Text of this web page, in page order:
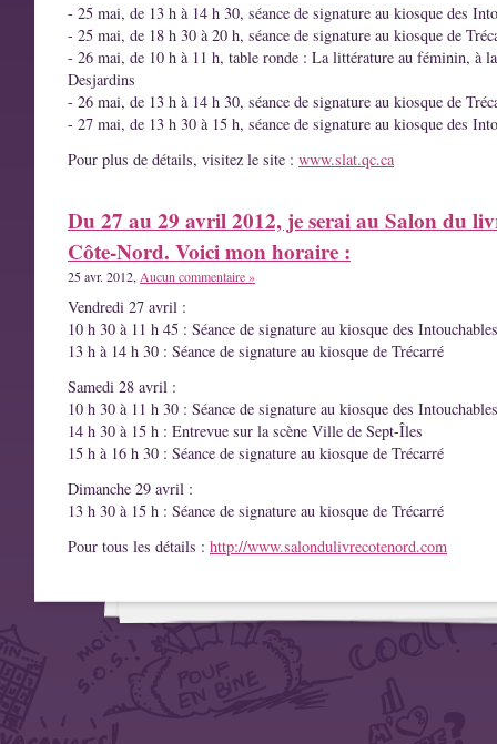
- 25 mai, de 13 h à 14 h 30, séance de signature au kiosque des
- 25 mai, de 18 h 30 à 20 h, séance de signature au kiosque de
- 26 mai, de 10 h à 11 h, table ronde : La littérature au féminin, à
Desjardins
- 26 mai, de 13 h à 14 h 30, séance de signature au kiosque de
- 27 mai, de 13 h 30 à 15 h, séance de signature au kiosque des
Pour plus de détails, visitez le site : www.slat.qc.ca
Du 27 au 29 avril 2012, je serai au Salon du
Côte-Nord. Voici mon horaire :
25 avr. 2012, Aucun commentaire »
Vendredi 27 avril :
10 h 30 à 11 h 45 : Séance de signature au kiosque des Intouchables
13 h à 14 h 30 : Séance de signature au kiosque de Trécarré
Samedi 28 avril :
10 h 30 à 11 h 30 : Séance de signature au kiosque des Intouchables
14 h 30 à 15 h : Entrevue sur la scène Ville de Sept-Îles
15 h à 16 h 30 : Séance de signature au kiosque de Trécarré
Dimanche 29 avril :
13 h 30 à 15 h : Séance de signature au kiosque de Trécarré
Pour tous les détails : http://www.salondulivrecotenord.com